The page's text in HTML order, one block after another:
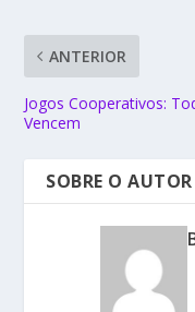
ANTERIOR
Jogos Cooperativos:
Vencem
SOBRE O AUTOR